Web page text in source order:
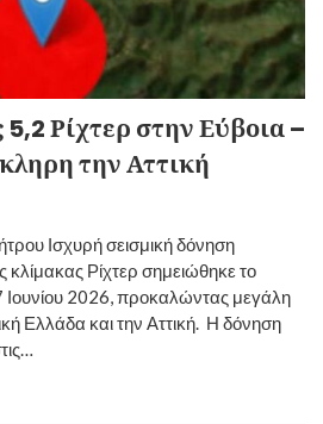
5,2 Ρίχτερ στην Εύβοια –
την Αττική
Ισχυρή σεισμική δόνηση
Ρίχτερ σημειώθηκε το
Ιουνίου 2026, προκαλώντας μεγάλη
Ελλάδα και την Αττική. ​ Η δόνηση